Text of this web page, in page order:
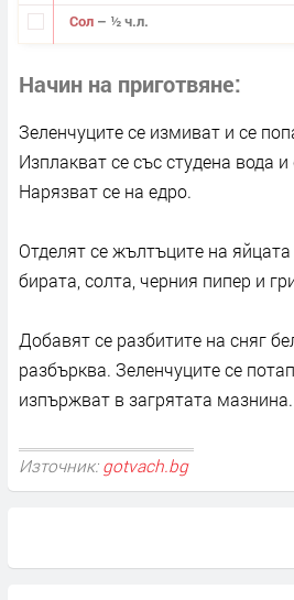
Сол – ½ ч.л.
Начин на приготвяне
Зеленчуците се измиват и се
Изплакват се със студена вода
Нарязват се на едро.
Отделят се жълтъците на
бирата, солта, черния пипер и
Добавят се разбитите на сняг
разбърква. Зеленчуците се
изпържват в загрятата мазнина.
Източник: gotvach.bg